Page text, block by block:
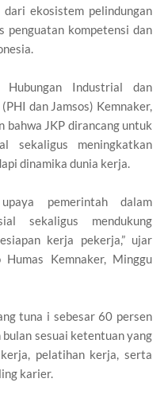
ekosistem pelindungan
penguatan kompetensi dan
Hubungan Industrial dan
dan Jamsos) Kemnaker,
bahwa JKP dirancang untuk
sekaligus meningkatkan
dinamika dunia kerja.
pemerintah dalam
sekaligus mendukung
kerja pekerja,” ujar
Kemnaker, Minggu
tuna i sebesar 60 persen
sesuai ketentuan yang
pelatihan kerja, serta
karier.